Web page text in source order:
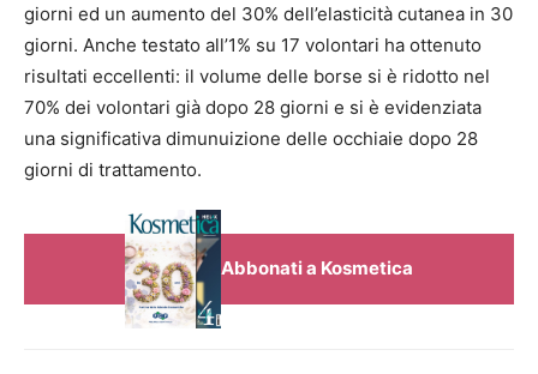
giorni ed un aumento del 30% dell’elasticità cutanea in 30
giorni. Anche testato all’1% su 17 volontari ha ottenuto
risultati eccellenti: il volume delle borse si è ridotto nel
70% dei volontari già dopo 28 giorni e si è evidenziata
una significativa dimunuizione delle occhiaie dopo 28
giorni di trattamento.
Abbonati a Kosmetica